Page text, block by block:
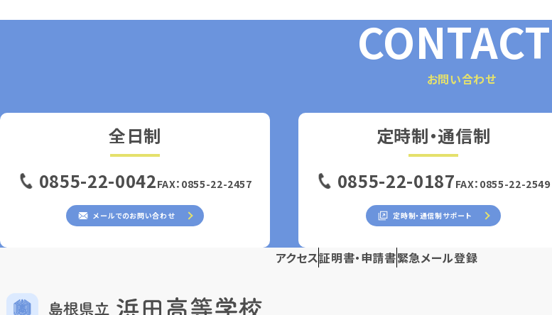
CONTACT
お問い合わせ
全日制
0855-22-0042FAX：0855-22-2457
メールでのお問い合わせ
定時制・通信制
0855-22-0187FAX：0855-22-2549
定時制・通信制サポート
アクセス証明書・申請書緊急メール登録